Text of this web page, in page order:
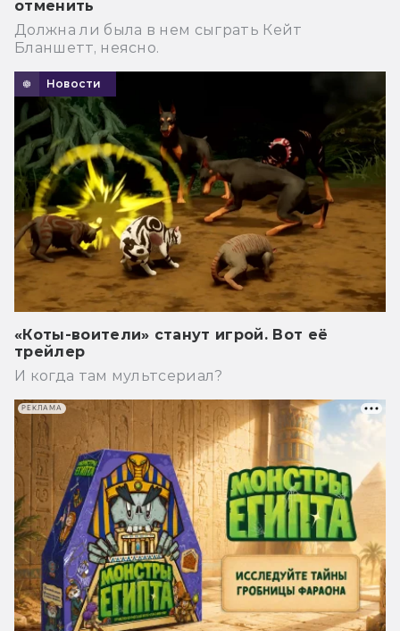
отменить
Должна ли была в нем сыграть Кейт
Бланшетт, неясно.
Новости
«Коты-воители» станут игрой. Вот её
трейлер
И когда там мультсериал?
РЕКЛАМА